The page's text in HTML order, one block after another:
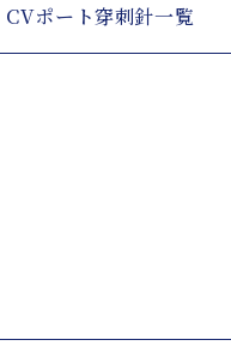
CVポート穿刺針一覧